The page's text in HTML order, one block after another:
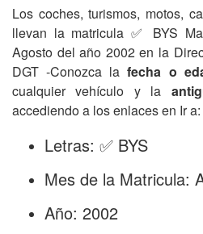
Los coches, turismos, motos,
llevan la matricula ✅ BYS
Agosto del año 2002 en la
DGT -Conozca lafecha o
cualquier vehículo y la
accediendo a los enlaces en Ir a:
Letras: ✅ BYS
Mes de la Matricula:
Año: 2002